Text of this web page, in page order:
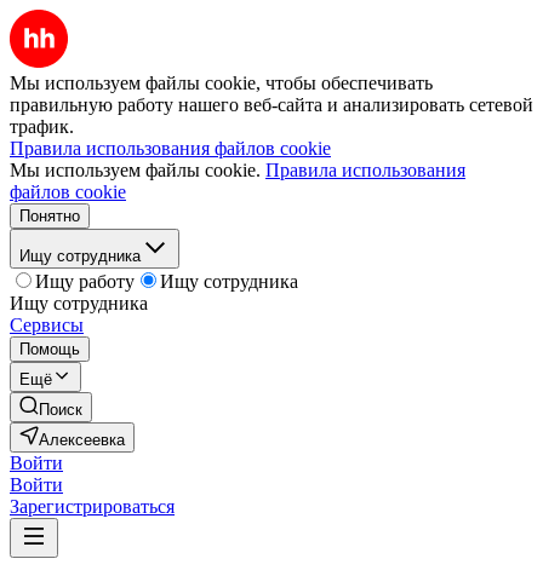
Мы используем файлы cookie, чтобы обеспечивать
правильную работу нашего веб-сайта и анализировать сетевой
трафик.
Правила использования файлов cookie
Мы используем файлы cookie. Правила использования
файлов cookie
Понятно
Ищу сотрудника
Ищу работу
Ищу сотрудника
Ищу сотрудника
Сервисы
Помощь
Ещё
Поиск
Алексеевка
Войти
Войти
Зарегистрироваться